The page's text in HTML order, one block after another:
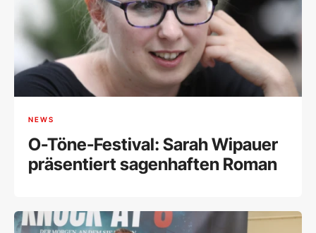
NEWS
O-Töne-Festival: Sarah Wipauer
präsentiert sagenhaften Roman